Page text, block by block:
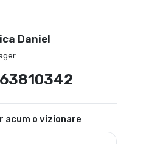
Daniel
acum o vizionare